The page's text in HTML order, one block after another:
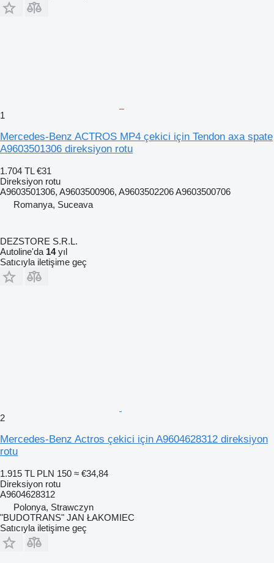
1
Mercedes-Benz ACTROS MP4 çekici için Tendon axa spate
A9603501306 direksiyon rotu
1.704 TL €31
Direksiyon rotu
A9603501306, A9603500906, A9603502206 A9603500706
Romanya, Suceava
DEZSTORE S.R.L.
Autoline'da 14yıl
Satıcıyla iletişime geç
2
Mercedes-Benz Actros çekici için A9604628312 direksiyon
rotu
1.915 TL PLN 150 ≈ €34,84
Direksiyon rotu
A9604628312
Polonya, Strawczyn
"BUDOTRANS" JAN ŁAKOMIEC
Satıcıyla iletişime geç